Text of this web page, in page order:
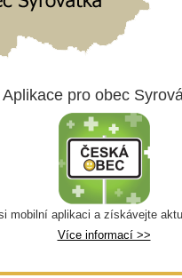
Aplikace pro obec
mobilní aplikaci a získávejte
Více informací >>